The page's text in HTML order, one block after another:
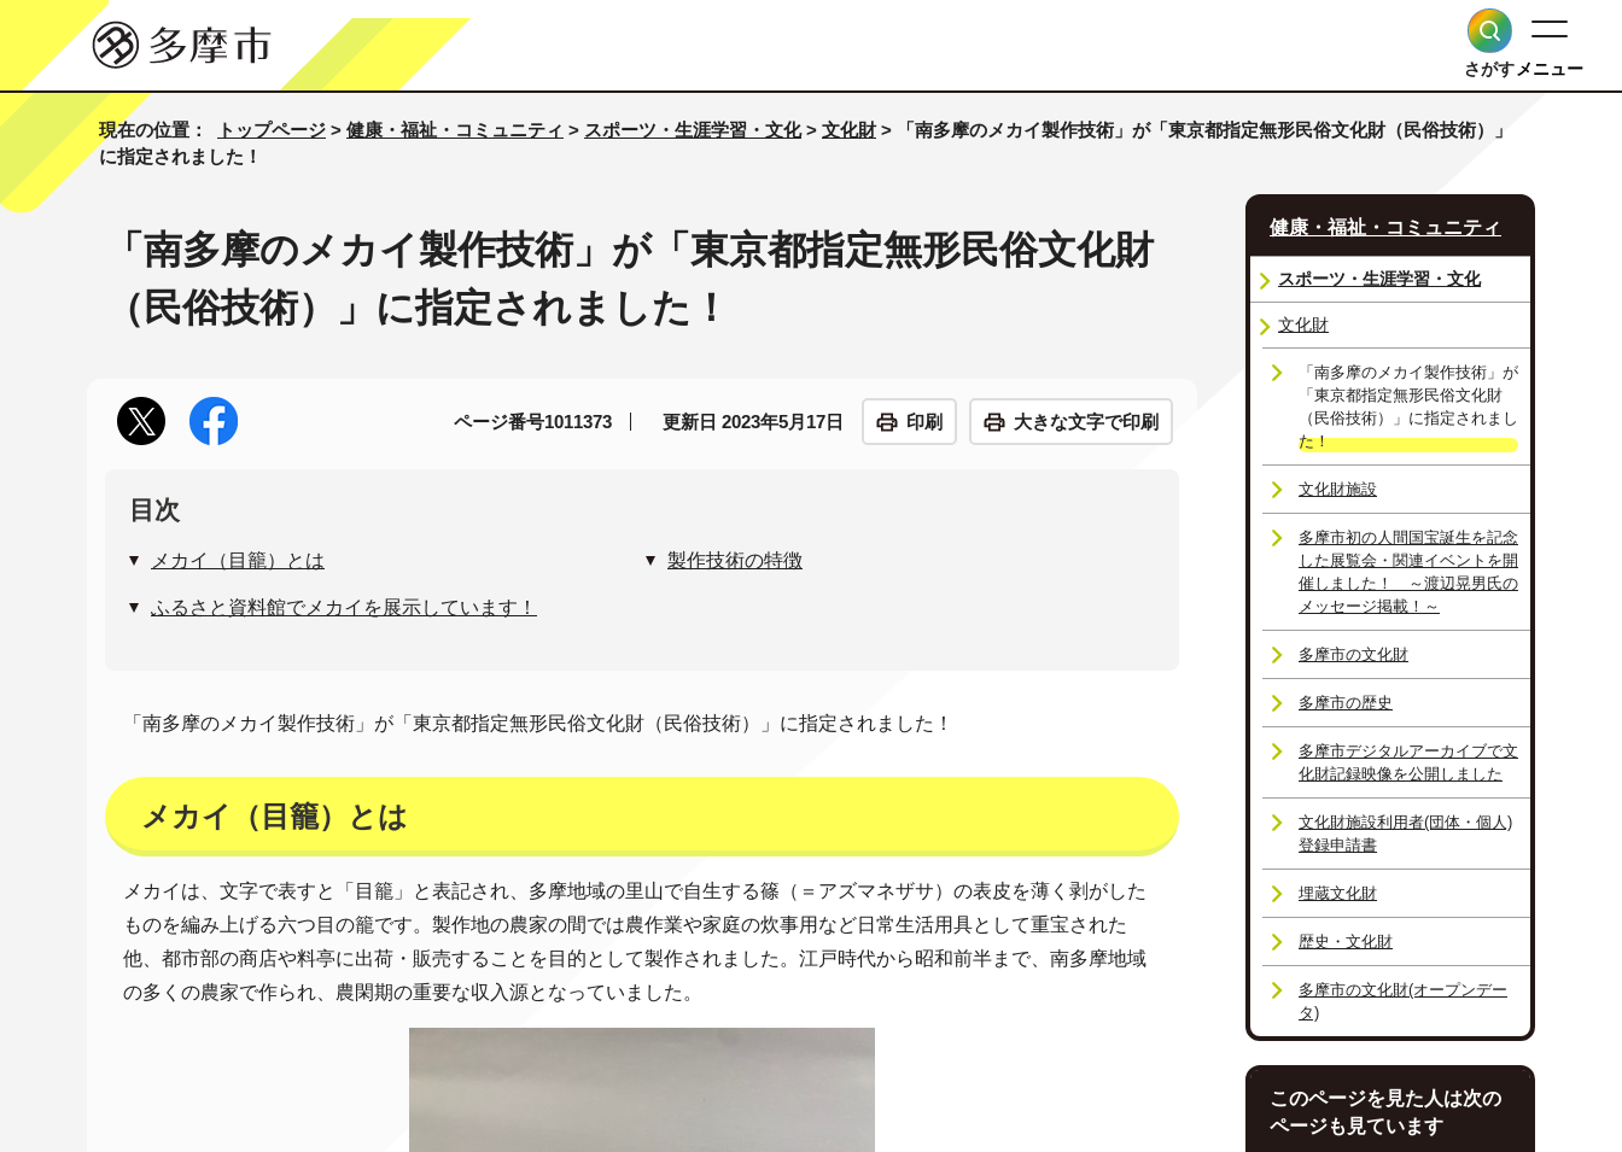
さがすメニュー
現在の位置： トップページ > 健康・福祉・コミュニティ > スポーツ・生涯学習・文化> 文化財> 「南多摩のメカイ製作技術」が「東京都指定無形民俗文化財（民俗技術）」
に指定されました！
「南多摩のメカイ製作技術」が「東京都指定無形民俗文化財
（民俗技術）」に指定されました！
ページ番号1011373 更新日 2023年5月17日 印刷 大きな文字で印刷
目次
メカイ（目籠）とは 製作技術の特徴
ふるさと資料館でメカイを展示しています！
「南多摩のメカイ製作技術」が「東京都指定無形民俗文化財（民俗技術）」に指定されました！
メカイ（目籠）とは
メカイは、文字で表すと「目籠」と表記され、多摩地域の里山で自生する篠（＝アズマネザサ）の表皮を薄く剥がした
ものを編み上げる六つ目の籠です。製作地の農家の間では農作業や家庭の炊事用など日常生活用具として重宝された
他、都市部の商店や料亭に出荷・販売することを目的として製作されました。江戸時代から昭和前半まで、南多摩地域
の多くの農家で作られ、農閑期の重要な収入源となっていました。
健康・福祉・コミュニティ
スポーツ・生涯学習・文化
文化財
「南多摩のメカイ製作技術」が
「東京都指定無形民俗文化財
（民俗技術）」に指定されまし
た！
文化財施設
多摩市初の人間国宝誕生を記念
した展覧会・関連イベントを開
催しました！ ～渡辺晃男氏の
メッセージ掲載！～
多摩市の文化財
多摩市の歴史
多摩市デジタルアーカイブで文
化財記録映像を公開しました
文化財施設利用者(団体・個人)
登録申請書
埋蔵文化財
歴史・文化財
多摩市の文化財(オープンデー
タ)
このページを見た人は次の
ページも見ています